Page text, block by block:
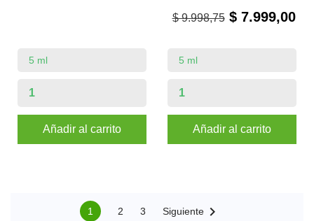
Añadir al carrito
$ 9.998,75 $ 7.999,00
Añadir al carrito
1 2 3 Siguiente